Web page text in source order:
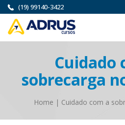
(19) 99140-3422
Cuidado
sobrecarga
Home | Cuidado com a